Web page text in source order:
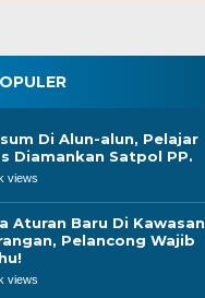
Di Alun-alun, Pelajar
Diamankan Satpol PP.
views
Aturan Baru Di Kawasan
Pelancong Wajib
views